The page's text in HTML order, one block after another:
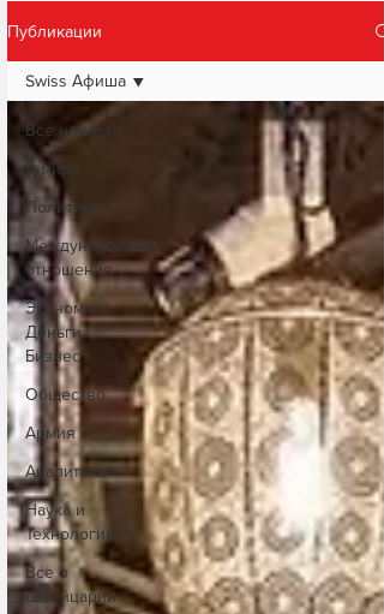
Публикации
Все новости
В мире
Политика
Международные
отношения
Экономика.
Деньги.
Бизнес
Общество
Армия
Аналитика
Наука и
Технологии
Все о
Швейцарии
Swiss Афиша